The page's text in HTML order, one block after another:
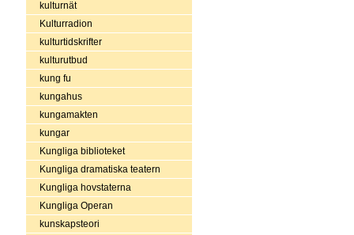
kulturnät
Kulturradion
kulturtidskrifter
kulturutbud
kung fu
kungahus
kungamakten
kungar
Kungliga biblioteket
Kungliga dramatiska teatern
Kungliga hovstaterna
Kungliga Operan
kunskapsteori